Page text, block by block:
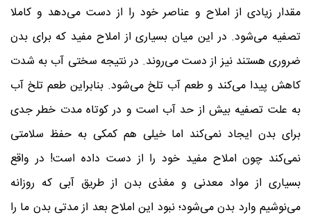
مقدار زیادی از املاح و عناصر خود را از دست می‌دهد و کاملا
تصفیه می‌شود. در این میان بسیاری از املاح مفید که برای بدن
ضروری هستند نیز از دست می‌روند. در نتیجه سختی آب به شدت
کاهش پیدا می‌کند و طعم آب تلخ می‌شود. بنابراین طعم تلخ آب
به علت تصفیه بیش از حد آب است و در کوتاه مدت خطر جدی
برای بدن ایجاد نمی‌کند اما خیلی هم کمکی به حفظ سلامتی
نمی‌کند چون املاح مفید خود را از دست داده است! در واقع
بسیاری از مواد معدنی و مغذی بدن از طریق آبی که روزانه
می‌نوشیم وارد بدن می‌شود؛ نبود این املاح بعد از مدتی بدن ما را